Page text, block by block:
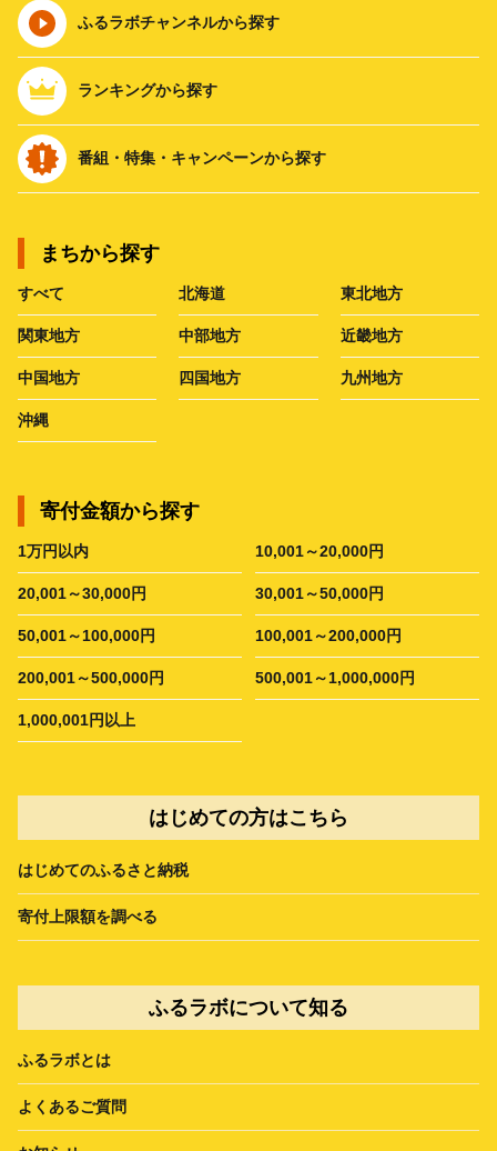
ふるラボチャンネルから探す
ランキングから探す
番組・特集・キャンペーンから探す
まちから探す
すべて 北海道 東北地方
関東地方 中部地方 近畿地方
中国地方 四国地方 九州地方
沖縄
寄付金額から探す
1万円以内 10,001～20,000円
20,001～30,000円 30,001～50,000円
50,001～100,000円 100,001～200,000円
200,001～500,000円 500,001～1,000,000円
1,000,001円以上
はじめての方はこちら
はじめてのふるさと納税
寄付上限額を調べる
ふるラボについて知る
ふるラボとは
よくあるご質問